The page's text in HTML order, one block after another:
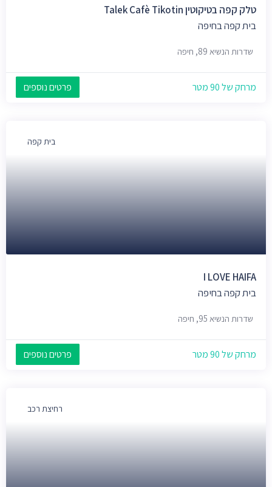
טלק קפה בטיקוטין Talek Cafè Tikotin‎
בית קפה בחיפה
שדרות הנשיא 89, חיפה
מרחק של 90 מטר פרטים נוספים
בית קפה
I LOVE HAIFA
בית קפה בחיפה
שדרות הנשיא 95, חיפה
מרחק של 90 מטר פרטים נוספים
רחיצת רכב